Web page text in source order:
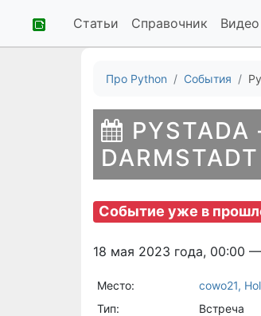
Статьи Справочник Видео
Про Python События
DARMSTADT
Событие уже в
18 мая 2023 года, 00:00
Место:
cowo21,
Тип:
Встреча